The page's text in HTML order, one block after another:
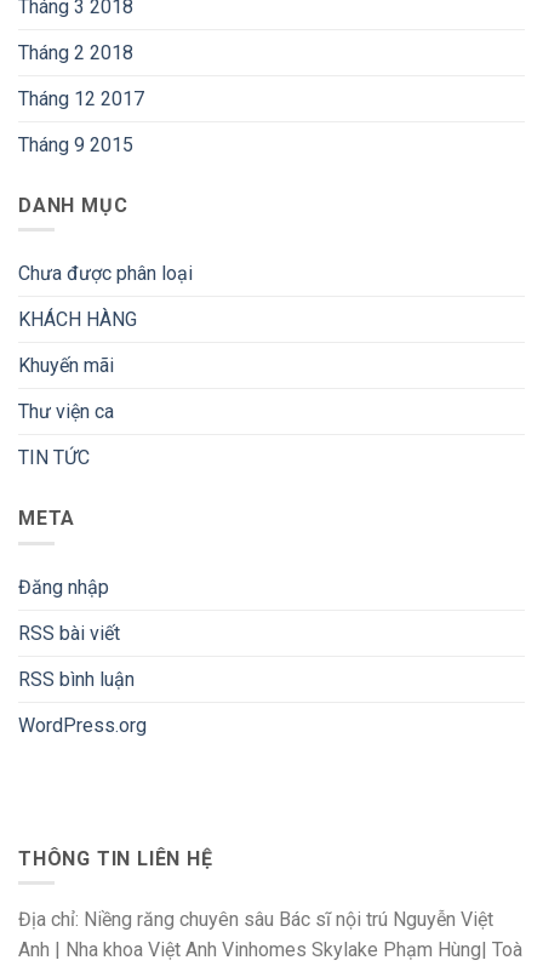
Tháng 3 2018
Tháng 2 2018
Tháng 12 2017
Tháng 9 2015
DANH MỤC
Chưa được phân loại
KHÁCH HÀNG
Khuyến mãi
Thư viện ca
TIN TỨC
META
Đăng nhập
RSS bài viết
RSS bình luận
WordPress.org
THÔNG TIN LIÊN HỆ
Địa chỉ: Niềng răng chuyên sâu Bác sĩ nội trú Nguyễn Việt
Anh | Nha khoa Việt Anh Vinhomes Skylake Phạm Hùng| Toà